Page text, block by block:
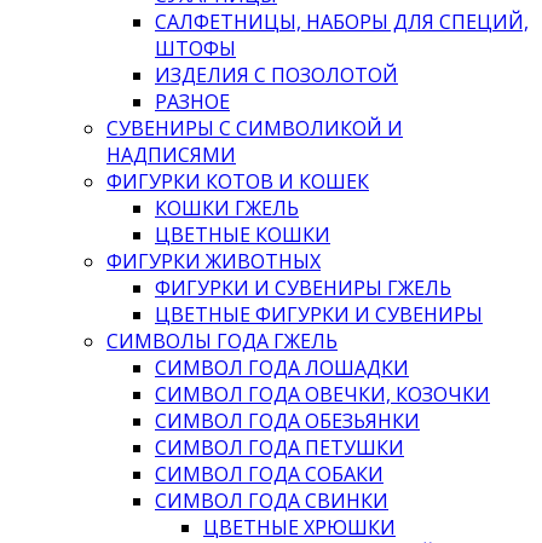
САЛФЕТНИЦЫ, НАБОРЫ ДЛЯ СПЕЦИЙ,
ШТОФЫ
ИЗДЕЛИЯ С ПОЗОЛОТОЙ
РАЗНОЕ
СУВЕНИРЫ С СИМВОЛИКОЙ И
НАДПИСЯМИ
ФИГУРКИ КОТОВ И КОШЕК
КОШКИ ГЖЕЛЬ
ЦВЕТНЫЕ КОШКИ
ФИГУРКИ ЖИВОТНЫХ
ФИГУРКИ И СУВЕНИРЫ ГЖЕЛЬ
ЦВЕТНЫЕ ФИГУРКИ И СУВЕНИРЫ
СИМВОЛЫ ГОДА ГЖЕЛЬ
СИМВОЛ ГОДА ЛОШАДКИ
СИМВОЛ ГОДА ОВЕЧКИ, КОЗОЧКИ
СИМВОЛ ГОДА ОБЕЗЬЯНКИ
СИМВОЛ ГОДА ПЕТУШКИ
СИМВОЛ ГОДА СОБАКИ
СИМВОЛ ГОДА СВИНКИ
ЦВЕТНЫЕ ХРЮШКИ